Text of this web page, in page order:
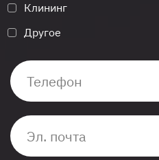
Клининг
Другое